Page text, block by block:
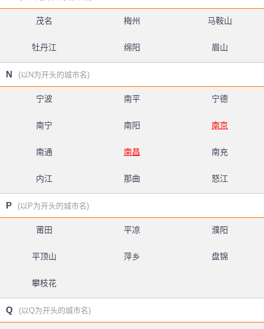
茂名 梅州 马鞍山
牡丹江 绵阳 眉山
N (以N为开头的城市名)
宁波 南平 宁德
南宁 南阳 南京
南通 南昌 南充
内江 那曲 怒江
P (以P为开头的城市名)
莆田 平凉 濮阳
平顶山 萍乡 盘锦
攀枝花
Q (以Q为开头的城市名)